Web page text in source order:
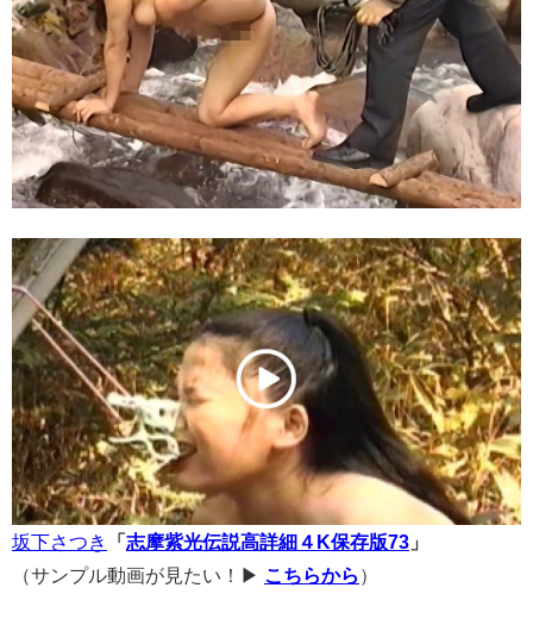
坂下さつき 「 志摩紫光伝説高詳細４K保存版73 」
（サンプル動画が見たい！▶ こちらから ）